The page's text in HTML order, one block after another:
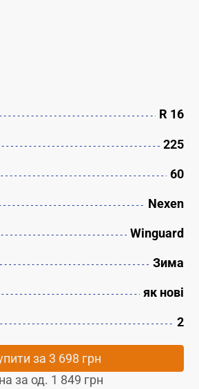
R 16
225
60
Nexen
Winguard
Зима
як новi
2
за 3 698 грн
за од. 1 849 грн